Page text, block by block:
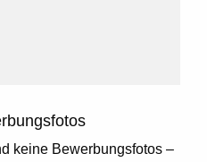
keine Bewerbungsfotos –